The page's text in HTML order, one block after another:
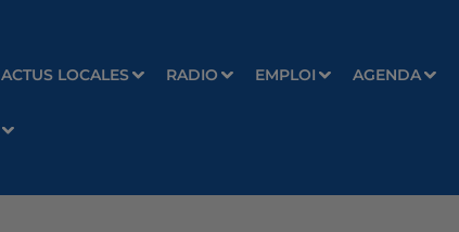
ACTUS LOCALES RADIO EMPLOI AGENDA